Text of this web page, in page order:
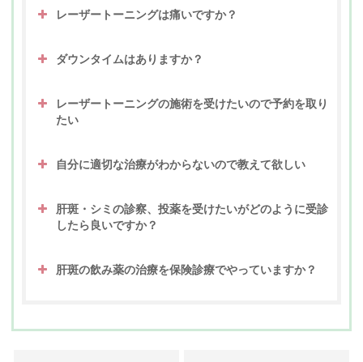
レーザートーニングは痛いですか？
ダウンタイムはありますか？
レーザートーニングの施術を受けたいので予約を取り
たい
自分に適切な治療がわからないので教えて欲しい
肝斑・シミの診察、投薬を受けたいがどのように受診
したら良いですか？
肝斑の飲み薬の治療を保険診療でやっていますか？